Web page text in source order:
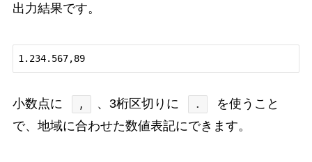
出力結果です。
1.234.567,89
小数点に , 、3桁区切りに .
を使うこと
で、地域に合わせた数値表記にできます。